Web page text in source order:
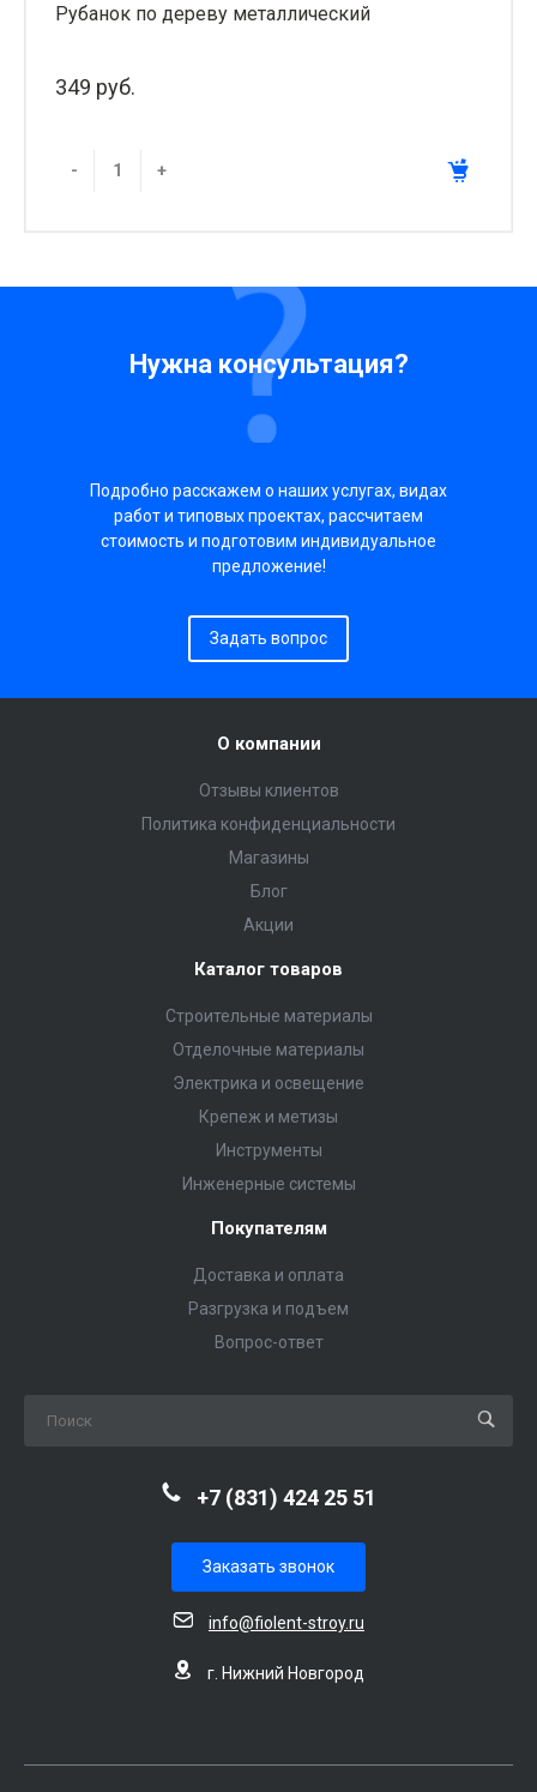
Рубанок по дереву металлический
349 руб.
- +
Нужна консультация?
Подробно расскажем о наших услугах, видах
работ и типовых проектах, рассчитаем
стоимость и подготовим индивидуальное
предложение!
Задать вопрос
О компании
Отзывы клиентов
Политика конфиденциальности
Магазины
Блог
Акции
Каталог товаров
Строительные материалы
Отделочные материалы
Электрика и освещение
Крепеж и метизы
Инструменты
Инженерные системы
Покупателям
Доставка и оплата
Разгрузка и подъем
Вопрос-ответ
+7 (831) 424 25 51
Заказать звонок
info@fiolent-stroy.ru
г. Нижний Новгород